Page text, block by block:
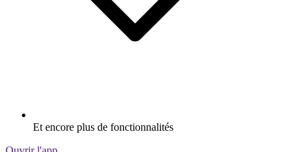
Et encore plus de fonctionnalités